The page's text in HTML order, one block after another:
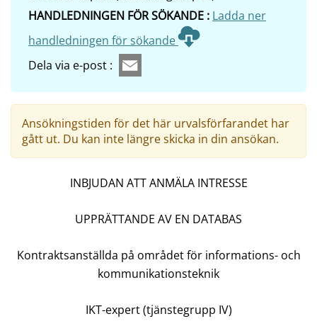
HANDLEDNINGEN FÖR SÖKANDE : Ladda ner
handledningen för sökande
Dela via e-post :
Ansökningstiden för det här urvalsförfarandet har
gått ut. Du kan inte längre skicka in din ansökan.
INBJUDAN ATT ANMÄLA INTRESSE
UPPRÄTTANDE AV EN DATABAS
Kontraktsanställda på området för informations- och
kommunikationsteknik
IKT-expert (tjänstegrupp IV)